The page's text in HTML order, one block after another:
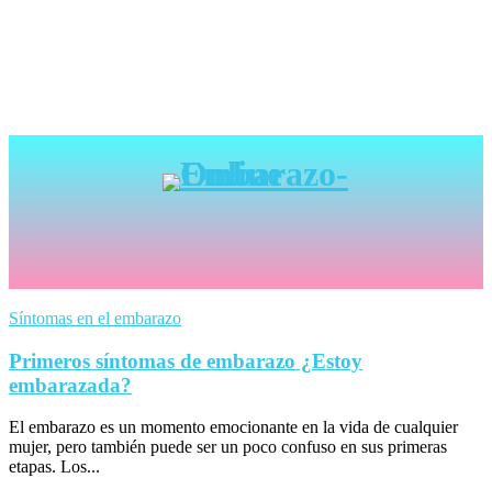
Síntomas en el embarazo
Primeros síntomas de embarazo ¿Estoy
embarazada?
El embarazo es un momento emocionante en la vida de cualquier
mujer, pero también puede ser un poco confuso en sus primeras
etapas. Los...